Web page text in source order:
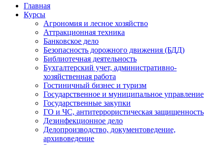
Главная
Курсы
Агрономия и лесное хозяйство
Аттракционная техника
Банковское дело
Безопасность дорожного движения (БДД)
Библиотечная деятельность
Бухгалтерский учет, административно-
хозяйственная работа
Гостиничный бизнес и туризм
Государственное и муниципальное управление
Государственные закупки
ГО и ЧС, антитеррористическая защищенность
Дезинфекционное дело
Делопроизводство, документоведение,
архивоведение